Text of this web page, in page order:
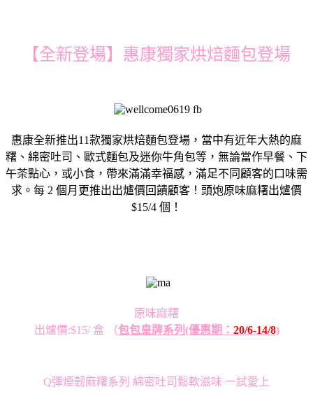
【全新登場】惠康獨家烘焙麵包登場
惠康全新推出11款獨家烘焙麵包登場，當中有近年大熱的麻
糬、綿密吐司、歐式麵包及迷你牛角包等，無論當作早餐、下
午茶點心，或小食，帶來滿滿幸福感，滿足不同顧客的口味需
求。每 2 個月更推出出爐價回饋顧客！頭炮原味麻糬出爐價
$15/4 個！
原味麻糬
出爐價:$15/ 盒 （包包皇牌系列 (優惠期： 20/6-14/8)
Q彈煙韌麻糬系列 綿密吐司鬆軟滋味 一試愛上